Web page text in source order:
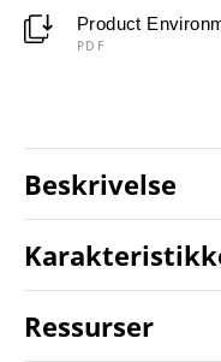
Product
PDF
Beskrivelse
Ressurser